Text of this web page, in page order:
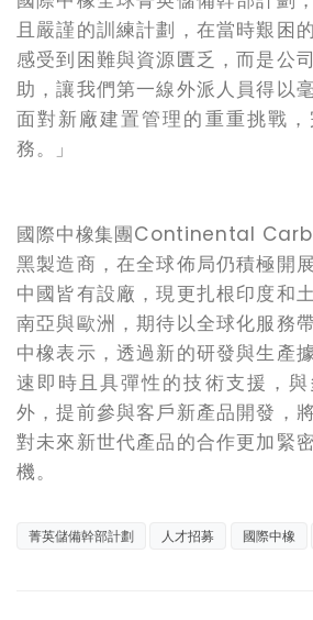
且嚴謹的訓練計劃，在當時艱困
感受到困難與資源匱乏，而是公
助，讓我們第一線外派人員得以
面對新廠建置管理的重重挑戰
務。」
國際中橡集團Continental
黑製造商，在全球佈局仍積極開
中國皆有設廠，現更扎根印度和
南亞與歐洲，期待以全球化服務
中橡表示，透過新的研發與生產
速即時且具彈性的技術支援，
外，提前參與客戶新產品開發，
對未來新世代產品的合作更加緊
機。
菁英儲備幹部計劃 人才招募 國際中橡